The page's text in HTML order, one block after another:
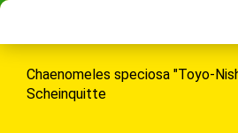
Chaenomeles speciosa "Toyo-
Scheinquitte